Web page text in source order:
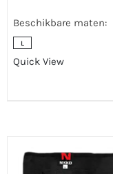
Beschikbare maten:
L
Quick View